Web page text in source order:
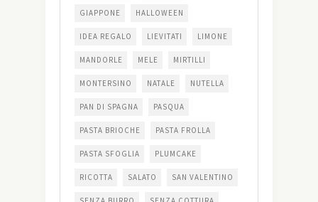
GIAPPONE HALLOWEEN
IDEA REGALO LIEVITATI LIMONE
MANDORLE MELE MIRTILLI
MONTERSINO NATALE NUTELLA
PAN DI SPAGNA PASQUA
PASTA BRIOCHE PASTA FROLLA
PASTA SFOGLIA PLUMCAKE
RICOTTA SALATO SAN VALENTINO